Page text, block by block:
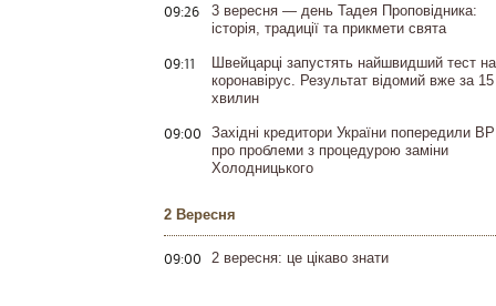
09:26
3 вересня — день Тадея Проповідника:
історія, традиції та прикмети свята
09:11
Швейцарці запустять найшвидший тест на
коронавірус. Результат відомий вже за 15
хвилин
09:00
Західні кредитори України попередили ВР
про проблеми з процедурою заміни
Холодницького
2 Вересня
09:00 2 вересня: це цікаво знати